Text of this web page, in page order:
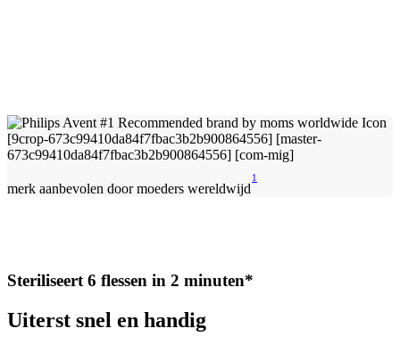
merk aanbevolen door moeders wereldwijd
1
Steriliseert 6 flessen in 2 minuten*
Uiterst snel en handig